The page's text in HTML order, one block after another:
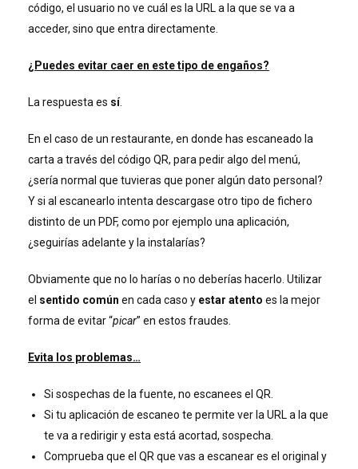
código, el usuario no ve cuál es la URL a la que se va a
acceder, sino que entra directamente.
¿Puedes evitar caer en este tipo de engaños?
La respuesta es sí.
En el caso de un restaurante, en donde has escaneado la
carta a través del código QR, para pedir algo del menú,
¿sería normal que tuvieras que poner algún dato personal?
Y si al escanearlo intenta descargase otro tipo de fichero
distinto de un PDF, como por ejemplo una aplicación,
¿seguirías adelante y la instalarías?
Obviamente que no lo harías o no deberías hacerlo. Utilizar
el sentido común en cada caso y estar atento es la mejor
forma de evitar “picar” en estos fraudes.
Evita los problemas…
Si sospechas de la fuente, no escanees el QR.
Si tu aplicación de escaneo te permite ver la URL a la que
te va a redirigir y esta está acortad, sospecha.
Comprueba que el QR que vas a escanear es el original y